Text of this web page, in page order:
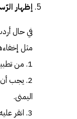
إظهار
في حال
مثل
1. من تطبيق الرسائل اضغط على زر تحرير.
اليمنى.
3. انقر